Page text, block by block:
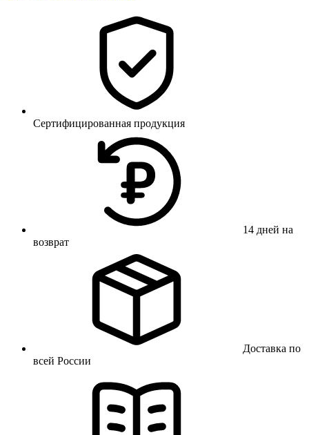
Сертифицированная продукция
14 дней на
возврат
Доставка по
всей России